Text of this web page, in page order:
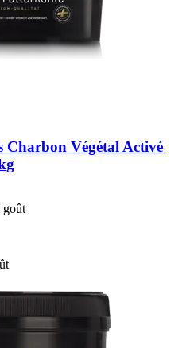
Charbon Végétal Activé
goût